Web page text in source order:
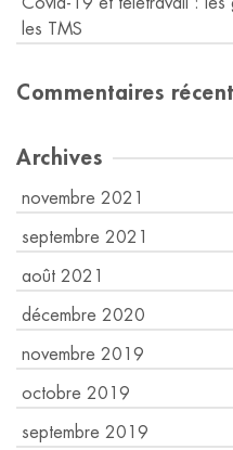
les TMS
Commentaires
Archives
novembre 2021
septembre 2021
août 2021
décembre 2020
novembre 2019
octobre 2019
septembre 2019